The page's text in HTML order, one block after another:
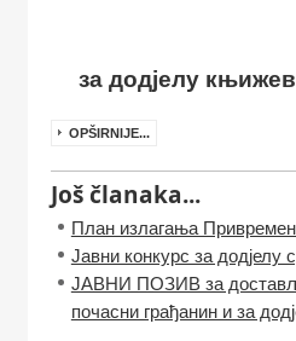
за додјелу
OPŠIRNIJE...
Još članaka...
План излагања
Јавни конкурс за додјелу
ЈАВНИ ПОЗИВ за
почасни грађанин и за